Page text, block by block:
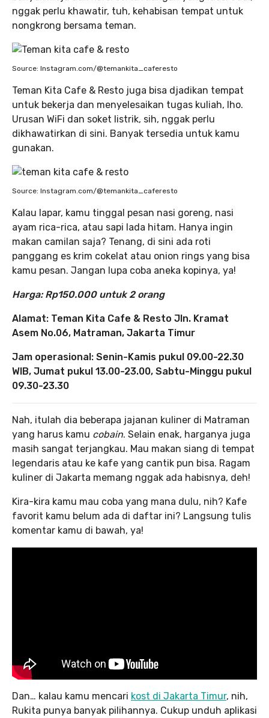
nggak perlu khawatir, tuh, kehabisan tempat untuk
nongkrong bersama teman.
Source: Instagram.com/@temankita_caferesto
Teman Kita Cafe & Resto juga bisa djadikan tempat
untuk bekerja dan menyelesaikan tugas kuliah, lho.
Urusan WiFi dan soket listrik, sih, nggak perlu
dikhawatirkan di sini. Banyak tersedia untuk kamu
gunakan.
Source: Instagram.com/@temankita_caferesto
Kalau lapar, kamu tinggal pesan nasi goreng, nasi
ayam rica-rica, atau sapi lada hitam. Hanya ingin
makan camilan saja? Tenang, di sini ada roti
panggang es krim cokelat atau onion rings yang bisa
kamu pesan. Jangan lupa coba aneka kopinya, ya!
Harga: Rp150.000 untuk 2 orang
Alamat: Teman Kita Cafe & Resto Jln. Kramat
Asem No.06, Matraman, Jakarta Timur
Jam operasional: Senin-Kamis pukul 09.00-22.30
WIB, Jumat pukul 13.00-23.00, Sabtu-Minggu pukul
09.30-23.30
Nah, itulah dia beberapa jajanan kuliner di Matraman
yang harus kamu cobain. Selain enak, harganya juga
masih sangat terjangkau. Mau makan siang di tempat
legendaris atau ke kafe yang cantik pun bisa. Ragam
kuliner di Jakarta memang nggak ada habisnya, deh!
Kira-kira kamu mau coba yang mana dulu, nih? Kafe
favorit kamu belum ada di daftar ini? Langsung tulis
komentar kamu di bawah, ya!
Dan… kalau kamu mencari kost di Jakarta Timur, nih,
Rukita punya banyak pilihannya. Cukup unduh aplikasi